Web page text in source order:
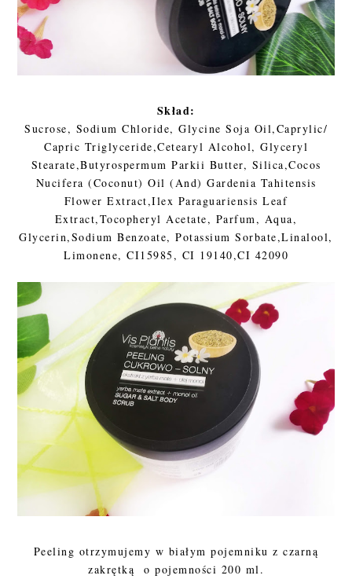
Skład:
Sucrose, Sodium Chloride, Glycine Soja Oil,Caprylic/
Capric Triglyceride,Cetearyl Alcohol, Glyceryl
Stearate,Butyrospermum Parkii Butter, Silica,Cocos
Nucifera (Coconut) Oil (And) Gardenia Tahitensis
Flower Extract,Ilex Paraguariensis Leaf
Extract,Tocopheryl Acetate, Parfum, Aqua,
Glycerin,Sodium Benzoate, Potassium Sorbate,Linalool,
Limonene, CI15985, CI 19140,CI 42090
Peeling otrzymujemy w białym pojemniku z czarną
zakrętką o pojemności 200 ml.